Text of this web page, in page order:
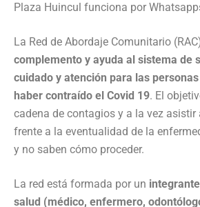
Plaza Huincul funciona por
La Red de Abordaje Comunitario
complemento y ayuda al sistema de
cuidado y atención para las
haber contraído el Covid 19. El
cadena de contagios y a la vez asistir
frente a la eventualidad de la
y no saben cómo proceder.
La red está formada por un
salud (médico, enfermero,